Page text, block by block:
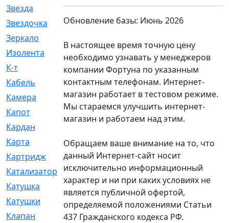
Звезда
[1]
Звездочка
[5]
Зеркало
Изолента
[1]
К-т
[13]
Кабель
[50]
Камера
[4]
Капот
[144]
Кардан
Карта
[2]
Картридж
[250]
Катализатор
[1]
Катушка
[2]
Катушки
[291]
Клапан
[375]
Обновление базы: Июнь 2026
В настоящее время точную цену
необходимо узнавать у менеджеров
компании Фортуна по указанным
контактным телефонам. Интернет-
магазин работает в тестовом режиме.
Мы стараемся улучшить интернет-
магазин и работаем над этим.
Обращаем ваше внимание на то, что
данный Интернет-сайт носит
исключительно информационный
характер и ни при каких условиях не
является публичной офертой,
определяемой положениями Статьи
437 Гражданского кодекса РФ.